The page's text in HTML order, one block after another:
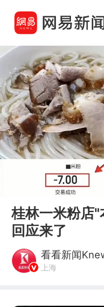
桂林一米粉店
回应来了
看看新闻
上海